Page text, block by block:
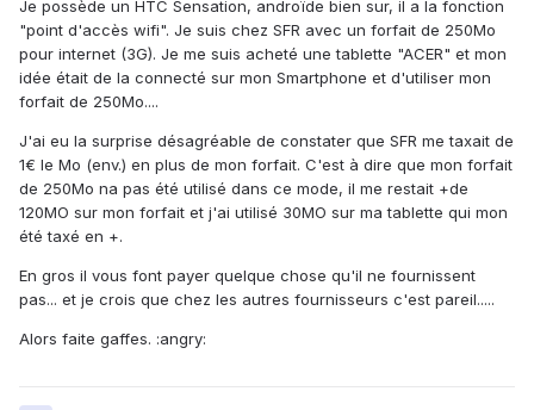
Je possède un HTC Sensation, androïde bien sur, il a la fonction
"point d'accès wifi". Je suis chez SFR avec un forfait de 250Mo
pour internet (3G). Je me suis acheté une tablette "ACER" et mon
idée était de la connecté sur mon Smartphone et d'utiliser mon
forfait de 250Mo....
J'ai eu la surprise désagréable de constater que SFR me taxait de
1€ le Mo (env.) en plus de mon forfait. C'est à dire que mon forfait
de 250Mo na pas été utilisé dans ce mode, il me restait +de
120MO sur mon forfait et j'ai utilisé 30MO sur ma tablette qui mon
été taxé en +.
En gros il vous font payer quelque chose qu'il ne fournissent
pas... et je crois que chez les autres fournisseurs c'est pareil.....
Alors faite gaffes. :angry: